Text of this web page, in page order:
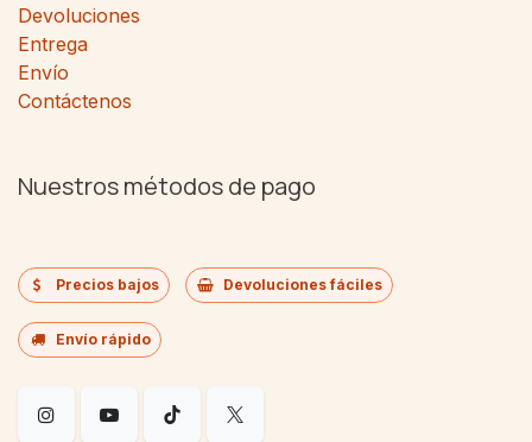
Devoluciones
Entrega
Envío
Contáctenos
Nuestros métodos de pago
Precios bajos Devoluciones fáciles
Envío rápido